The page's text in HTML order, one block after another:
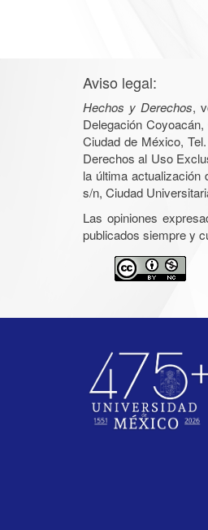
Aviso legal:
Hechos y Derechos,
Delegación
Ciudad de México,
Derechos al Uso
la última
s/n, Ciudad
Las opiniones
publicados siempre y